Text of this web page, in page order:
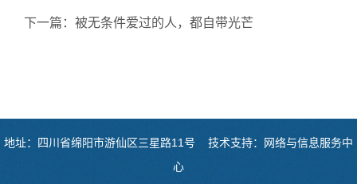
下一篇： 被无条件爱过的人，都自带光芒
地址：四川省绵阳市游仙区三星路11号 技术支持：网络与信息服务中
心